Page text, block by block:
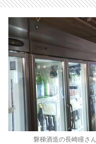
磐梯酒造の長崎瞳さ